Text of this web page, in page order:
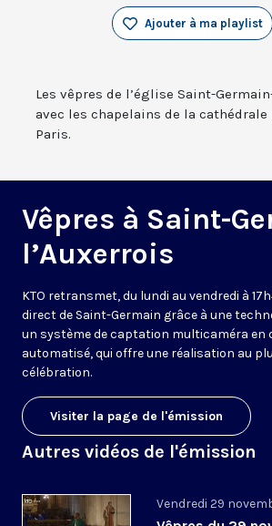
Ajouter à ma playlist
Les vêpres de l’église Saint-
avec les chapelains de la cathédrale
Paris.
Vêpres à Saint-
l’Auxerrois
KTO retransmet, du lundi au vendredi à
direct de Saint-Germain grâce à une
un système de captation multicaméra
automatisé, qui offre une réalisation au
célébration.
Visiter la page de l'émission
Autres vidéos de l'émission
Vendredi 29